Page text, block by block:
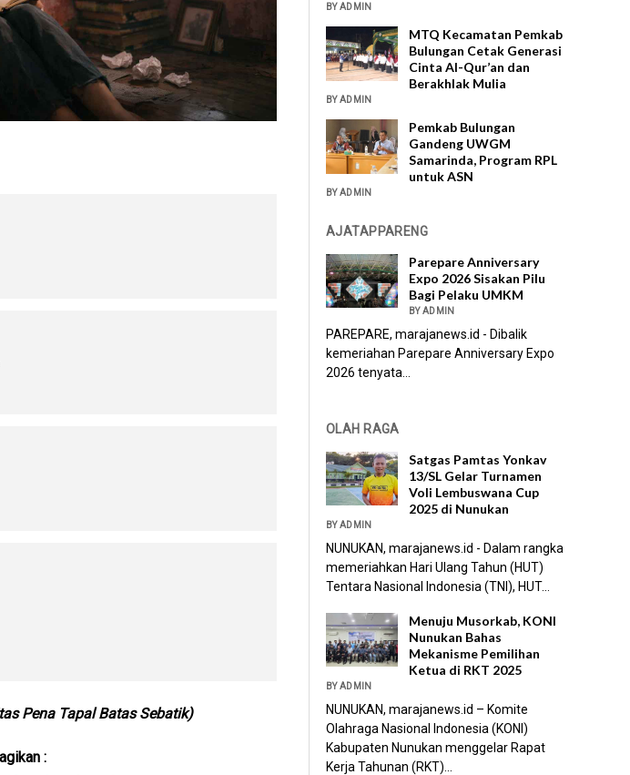
Pena Tapal Batas Sebatik)
:
BY ADMIN
MTQ Kecamatan Pemkab
Bulungan Cetak Generasi
Cinta Al-Qur’an dan
Berakhlak Mulia
BY ADMIN
Pemkab Bulungan
Gandeng UWGM
Samarinda, Program RPL
untuk ASN
BY ADMIN
AJATAPPARENG
Parepare Anniversary
Expo 2026 Sisakan Pilu
Bagi Pelaku UMKM
BY ADMIN
PAREPARE, marajanews.id - Dibalik
kemeriahan Parepare Anniversary Expo
2026 tenyata...
OLAH RAGA
Satgas Pamtas Yonkav
13/SL Gelar Turnamen
Voli Lembuswana Cup
2025 di Nunukan
BY ADMIN
NUNUKAN, marajanews.id - Dalam rangka
memeriahkan Hari Ulang Tahun (HUT)
Tentara Nasional Indonesia (TNI), HUT...
Menuju Musorkab, KONI
Nunukan Bahas
Mekanisme Pemilihan
Ketua di RKT 2025
BY ADMIN
NUNUKAN, marajanews.id – Komite
Olahraga Nasional Indonesia (KONI)
Kabupaten Nunukan menggelar Rapat
Kerja Tahunan (RKT)...